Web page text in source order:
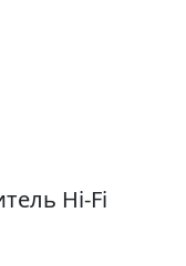
Hi-Fi